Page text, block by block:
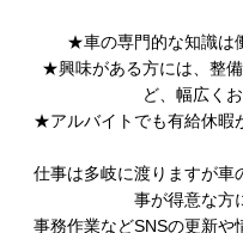
★車の専門的な知識は
★興味がある方には、整
ど、幅広く
★アルバイトでも有給休暇
仕事は多岐に渡りますが車
事が得意な方
事務作業などSNSの更新や